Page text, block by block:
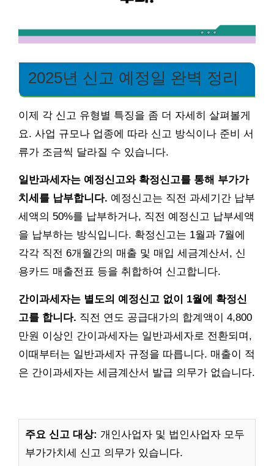
2025년 신고 예정일 완벽 정리
이제 각 신고 유형별 특징을 좀 더 자세히 살펴볼게
요. 사업 규모나 업종에 따라 신고 방식이나 준비 서
류가 조금씩 달라질 수 있습니다.
일반과세자는 예정신고와 확정신고를 통해 부가가
치세를 납부합니다. 예정신고는 직전 과세기간 납부
세액의 50%를 납부하거나, 직전 예정신고 납부세액
을 납부하는 방식입니다. 확정신고는 1월과 7월에
각각 직전 6개월간의 매출 및 매입 세금계산서, 신
용카드 매출전표 등을 취합하여 신고합니다.
간이과세자는 별도의 예정신고 없이 1월에 확정신
고를 합니다. 직전 연도 공급대가의 합계액이 4,800
만원 이상인 간이과세자는 일반과세자로 전환되며,
이때부터는 일반과세자 규정을 따릅니다. 매출이 적
은 간이과세자는 세금계산서 발급 의무가 없습니다.
주요 신고 대상: 개인사업자 및 법인사업자 모두
부가가치세 신고 의무가 있습니다.